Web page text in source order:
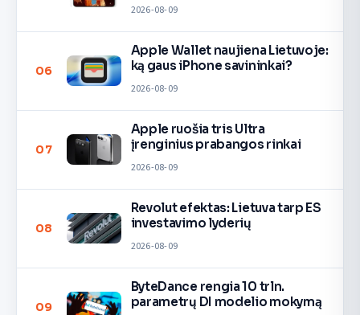
2026-08-09
06
Apple Wallet naujiena Lietuvoje:
ką gaus iPhone savininkai?
2026-08-09
07
Apple ruošia tris Ultra
įrenginius prabangos rinkai
2026-08-09
08
Revolut efektas: Lietuva tarp ES
investavimo lyderių
2026-08-09
09
ByteDance rengia 10 trln.
parametrų DI modelio mokymą